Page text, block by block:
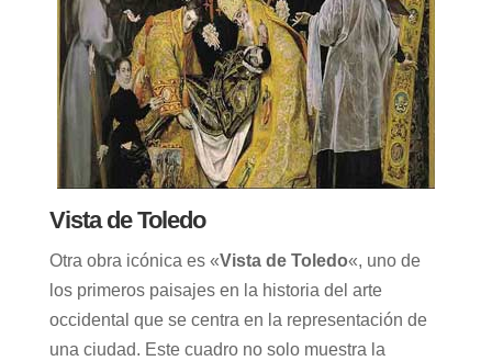
Vista de Toledo
Otra obra icónica es «Vista de Toledo«, uno de
los primeros paisajes en la historia del arte
occidental que se centra en la representación de
una ciudad. Este cuadro no solo muestra la